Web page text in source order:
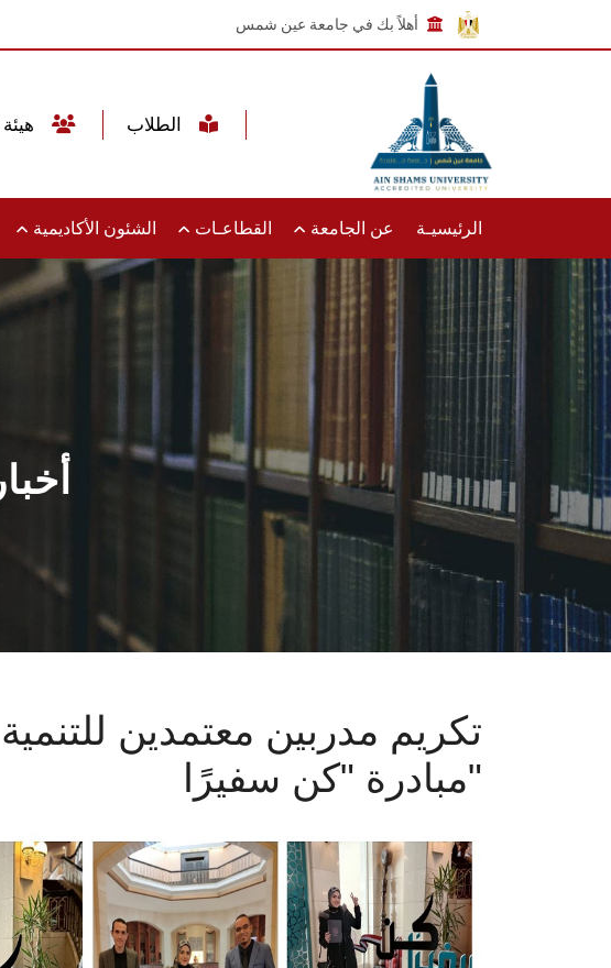
أهلاً بك في جامعة عين شمس
الرئيسيـة عن الجامعة القطاعـات الشئون الأكاديمية
تكريم مدربين معتمدين
مبادرة "كن سفيرًا"